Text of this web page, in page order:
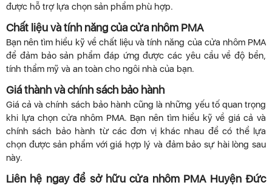
được hỗ trợ lựa chọn sản phẩm phù hợp.
Chất liệu và tính năng của cửa nhôm PMA
Bạn nên tìm hiểu kỹ về chất liệu và tính năng của cửa nhôm PMA
để đảm bảo sản phẩm đáp ứng được các yêu cầu về độ bền,
tính thẩm mỹ và an toàn cho ngôi nhà của bạn.
Giá thành và chính sách bảo hành
Giá cả và chính sách bảo hành cũng là những yếu tố quan trọng
khi lựa chọn cửa nhôm PMA. Bạn nên tìm hiểu kỹ về giá cả và
chính sách bảo hành từ các đơn vị khác nhau để có thể lựa
chọn được sản phẩm với giá hợp lý và đảm bảo sự hài lòng sau
này.
Liên hệ ngay để sở hữu cửa nhôm PMA Huyện Đức